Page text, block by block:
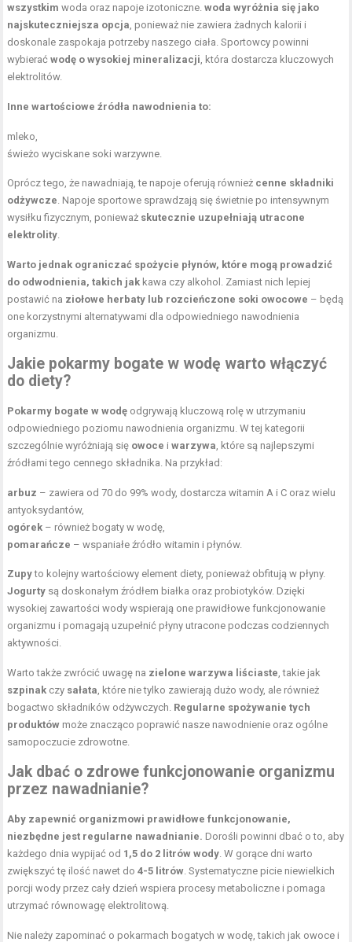
wszystkim woda oraz napoje izotoniczne.woda wyróżnia się jako
najskuteczniejsza opcja , ponieważ nie zawiera żadnych kalorii i
doskonale zaspokaja potrzeby naszego ciała. Sportowcy powinni
wybieraćwodę o wysokiej mineralizacji , która dostarcza kluczowych
elektrolitów.
Inne wartościowe źródła nawodnienia to:
mleko,
świeżo wyciskane soki warzywne.
Oprócz tego, że nawadniają, te napoje oferują również cenne składniki
odżywcze . Napoje sportowe sprawdzają się świetnie po intensywnym
wysiłku fizycznym, ponieważ skutecznie uzupełniają utracone
elektrolity
Warto jednak ograniczać spożycie płynów, które mogą prowadzić
do odwodnienia, takich jak kawa czy alkohol. Zamiast nich lepiej
postawić na ziołowe herbaty lub rozcieńczone soki owocowe – będą
one korzystnymi alternatywami dla odpowiedniego nawodnienia
organizmu.
Jakie pokarmy bogate w wodę warto włączyć
do diety?
Pokarmy bogate w wodę odgrywają kluczową rolę w utrzymaniu
odpowiedniego poziomu nawodnienia organizmu. W tej kategorii
szczególnie wyróżniają się owoce iwarzywa , które są najlepszymi
źródłami tego cennego składnika. Na przykład:
arbuz – zawiera od 70 do 99% wody, dostarcza witamin A i C oraz wielu
antyoksydantów,
ogórek – również bogaty w wodę,
pomarańcze – wspaniałeźródło witamin i płynów.
Zupyto kolejny wartościowy element diety, ponieważ obfitują w płyny.
Jogurty są doskonałym źródłem białka oraz probiotyków. Dzięki
wysokiej zawartości wody wspierają one prawidłowe funkcjonowanie
organizmu i pomagają uzupełnić płyny utracone podczas codziennych
aktywności.
Warto także zwrócić uwagę na zielone warzywa liściaste , takie jak
szpinak czy sałata , które nie tylko zawierają dużo wody, ale również
bogactwo składników odżywczych. Regularne spożywanie tych
produktów może znacząco poprawić nasze nawodnienie oraz ogólne
samopoczucie zdrowotne.
Jak dbać o zdrowe funkcjonowanie organizmu
przez nawadnianie?
Aby zapewnić organizmowi prawidłowe funkcjonowanie,
niezbędne jest regularne nawadnianie. Dorośli powinni dbać o to, aby
każdego dnia wypijać od 1,5 do 2 litrów wody . W gorące dni warto
zwiększyć tę ilość nawet do4-5 litrów . Systematyczne picie niewielkich
porcji wody przez cały dzień wspiera procesy metaboliczne i pomaga
utrzymać równowagę elektrolitową.
Nie należy zapominać o pokarmach bogatych w wodę, takich jak owoce i